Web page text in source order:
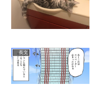
長文